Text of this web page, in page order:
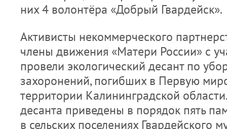
них 4 волонтёра «Добрый Гвардейск».
Активисты некоммерческого
члены движения «Матери России» с
провели экологический десант по
захоронений, погибших в Первую
территории Калининградской
десанта приведены в порядок пять
в сельских поселениях Гвардейского